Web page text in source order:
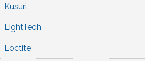
Kusuri
LightTech
Loctite